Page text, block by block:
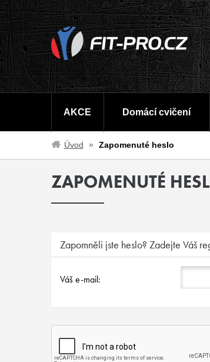
AKCE Domácí cvičení
Úvod Zapomenuté heslo
ZAPOMENUTÉ
Zapomněli jste heslo? Zadejte Váš
Váš e-mail: